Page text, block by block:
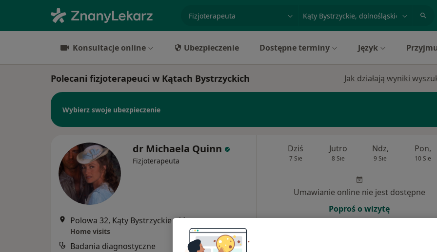
Konsultacje online Ubezpieczenie Dostępne terminy Język
Polecani fizjoterapeuci w Kątach Bystrzyckich Jak działają wyniki
Wybierz swoje ubezpieczenie
dr Michaela Quinn
Fizjoterapeuta
Polowa 32, Kąty Bystrzyckie•Mapa
Home visits
Badania diagnostyczne Brak ceny
Dziś
7 Sie
Jutro
8 Sie
Ndz,
9 Sie
Pon,
10 Sie
Umawianie online nie jest dostępne
Poproś o wizytę